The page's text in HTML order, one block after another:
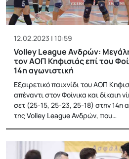
12.02.2023 | 10:59
Volley League Ανδρών:
τον ΑΟΠ Κηφισιάς επί του
14η αγωνιστική
Εξαιρετικό παιχνίδι του ΑΟΠ
απέναντι στον Φοίνικα και δίκαιη
σετ (25-15, 25-23, 25-18) στην 14η
της Volley League Ανδρών, που…